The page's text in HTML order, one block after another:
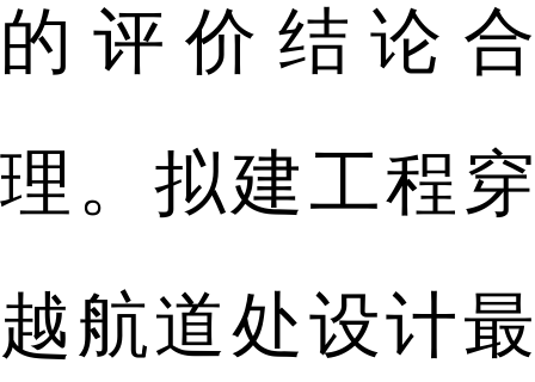
的评价结论合
理。拟建工程穿
越航道处设计最